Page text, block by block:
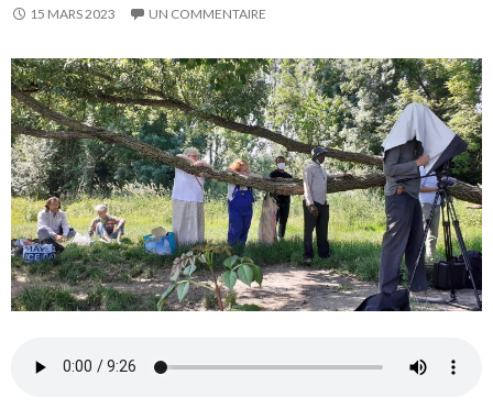
15 MARS 2023 UN COMMENTAIRE